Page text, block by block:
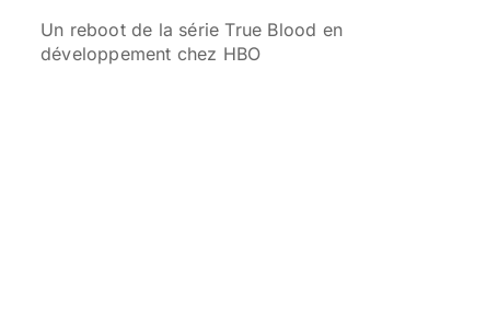
Un reboot de la série True Blood en
développement chez HBO